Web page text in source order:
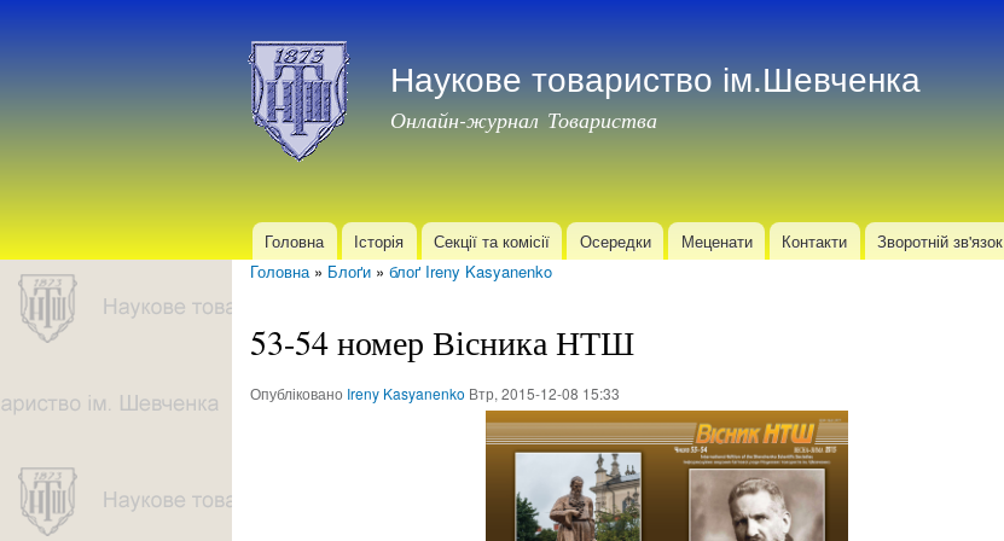
основного
матеріалу
Наукове товариство ім.Шевченка
Онлайн-журнал Товариства
Головне меню
Головна Історія Секції та комісії Осередки Меценати Контакти Зворотній зв'язок
Головна» Блоґи » блоґ Ireny Kasyanenko
53-54 номер Вісника НТШ
Опубліковано Ireny Kasyanenko Втр, 2015-12-08 15:33